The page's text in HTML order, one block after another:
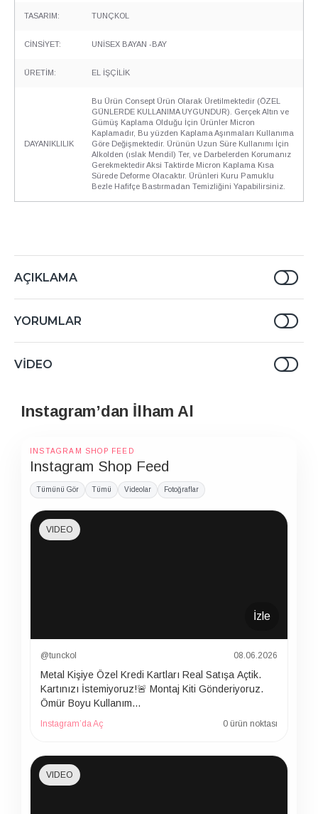
TASARIM: TUNÇKOL
CİNSİYET: UNİSEX BAYAN -BAY
ÜRETİM: EL İŞÇİLİK
DAYANIKLILIK
Bu Ürün Consept Ürün Olarak Üretilmektedir (ÖZEL
GÜNLERDE KULLANIMA UYGUNDUR). Gerçek Altın ve
Gümüş Kaplama Olduğu İçin Ürünler Micron
Kaplamadır, Bu yüzden Kaplama Aşınmaları Kullanıma
Göre Değişmektedir. Ürünün Uzun Süre Kullanımı İçin
Alkolden (ıslak Mendil) Ter, ve Darbelerden Korumanız
Gerekmektedir Aksi Taktirde Micron Kaplama Kısa
Sürede Deforme Olacaktır. Ürünleri Kuru Pamuklu
Bezle Hafifçe Bastırmadan Temizliğini Yapabilirsiniz.
AÇIKLAMA
YORUMLAR
VIDEO
Instagram’dan İlham Al
INSTAGRAM SHOP FEED
Instagram Shop Feed
Tümünü Gör Tümü Videolar Fotoğraflar
İzle
VIDEO
@tunckol 08.06.2026
Metal Kişiye Özel Kredi Kartları Real Satışa Açtik.
Kartınızı İstemiyoruz!🚨 Montaj Kiti Gönderiyoruz.
Ömür Boyu Kullanım…
Instagram’da Aç 0 ürün noktası
VIDEO